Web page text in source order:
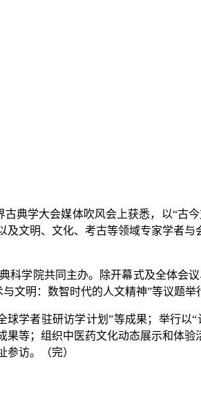
学大会媒体吹风会上获悉，以“古
文明、文化、考古等领域专家学者
院共同主办。除开幕式及全体会
文明：数智时代的人文精神”等议题举
学者驻研访学计划”等成果；举行
等；组织中医药文化动态展示和体
访。（完）